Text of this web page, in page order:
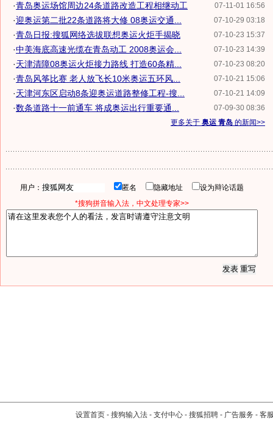
07-11-01 16:56
·青岛奥运场馆周边24条道路改造工程相继动工
07-10-29 03:18
·迎奥运第二批22条道路将大修 08奥运交通...
07-10-23 15:37
·青岛日报:搜狐网络选拔联想奥运火炬手揭晓
07-10-23 14:39
·中美海底高速光缆在青岛动工 2008奥运会...
07-10-23 08:20
·天津清障08奥运火炬接力路线 打造60条精...
07-10-21 15:06
·青岛风筝比赛 老人放飞长10米奥运五环风...
07-10-21 14:09
·天津河东区启动8条迎奥运道路整修工程-搜...
07-09-30 08:36
·数条道路十一前通车 将成奥运出行重要通...
更多关于 奥运 青岛 的新闻>>
用户： 匿名 隐藏地址
设为辩论话题
*搜狗拼音输入法，中文处理专家>>
设置首页 - 搜狗输入法 - 支付中心 - 搜狐招聘 - 广告服务 - 客